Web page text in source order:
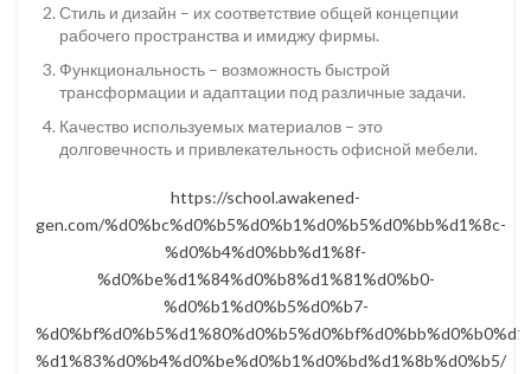
Стиль и дизайн – их соответствие общей концепции
рабочего пространства и имиджу фирмы.
Функциональность – возможность быстрой
трансформации и адаптации под различные задачи.
Качество используемых материалов – это
долговечность и привлекательность офисной мебели.
https://school.awakened-
gen.com/%d0%bc%d0%b5%d0%b1%d0%b5%d0%bb%d1%8c-
%d0%b4%d0%bb%d1%8f-
%d0%be%d1%84%d0%b8%d1%81%d0%b0-
%d0%b1%d0%b5%d0%b7-
%d1%83%d0%b4%d0%be%d0%b1%d0%bd%d1%8b%d0%b5/